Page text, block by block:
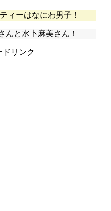
ィーはなにわ男子！
んと水卜麻美さん！
ドリンク